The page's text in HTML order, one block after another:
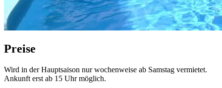
Preise
Wird in der Hauptsaison nur wochenweise ab Samstag vermietet.
Ankunft erst ab 15 Uhr möglich.